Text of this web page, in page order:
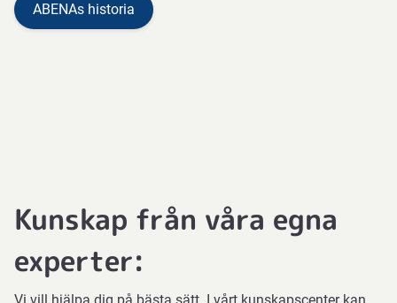
ABENAs historia
Kunskap från våra egna
experter: